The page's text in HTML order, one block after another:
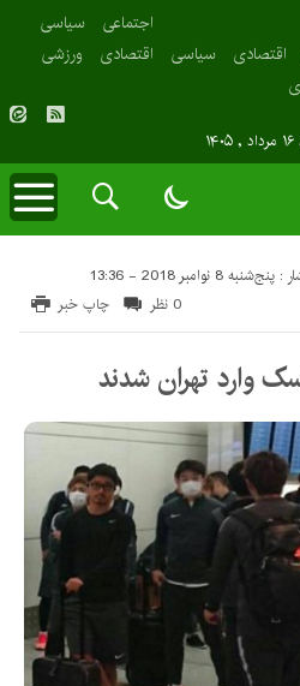
اقتصادی سیاسی
اجتماعی
سیاسی
اقتصادی
ورزشی
8 نوامبر 2018 - 13:36
چاپ خبر 0 نظر
وارد تهران شدند